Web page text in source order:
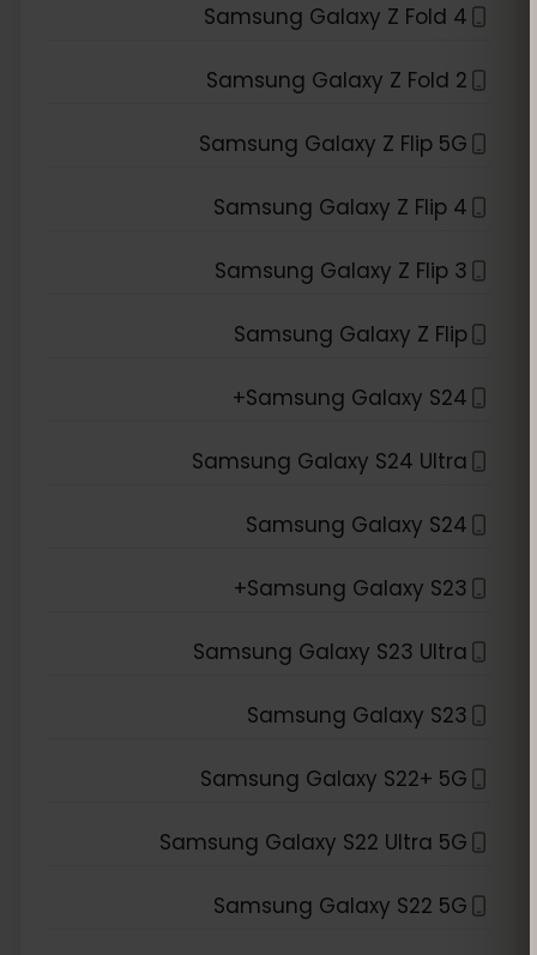
Samsung Galaxy Z Fold 4
Samsung Galaxy Z Fold 2
Samsung Galaxy Z Flip 5G
Samsung Galaxy Z Flip 4
Samsung Galaxy Z Flip 3
Samsung Galaxy Z Flip
Samsung Galaxy S24+
Samsung Galaxy S24 Ultra
Samsung Galaxy S24
Samsung Galaxy S23+
Samsung Galaxy S23 Ultra
Samsung Galaxy S23
Samsung Galaxy S22+ 5G
Samsung Galaxy S22 Ultra 5G
Samsung Galaxy S22 5G